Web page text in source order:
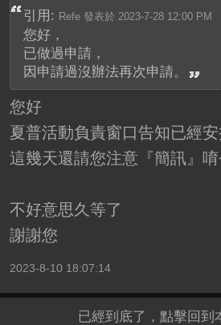
引用: Refe 發表於 2023-7-28 12:00 PM
您好，
已做過申請，
因申請過沒辦法再次申請。
您好
夏普活動負責窗口告知已經安
這幾天還請您注意『簡訊』
不好意思久等了
謝謝您
2023-8-10 18:07:14
已經到底了，點擊回到